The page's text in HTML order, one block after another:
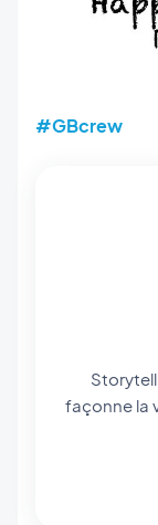
#GBcrew
façonne la
et — de
ressortent